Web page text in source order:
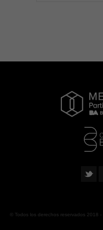
© Todos los derechos reservados 2018 -